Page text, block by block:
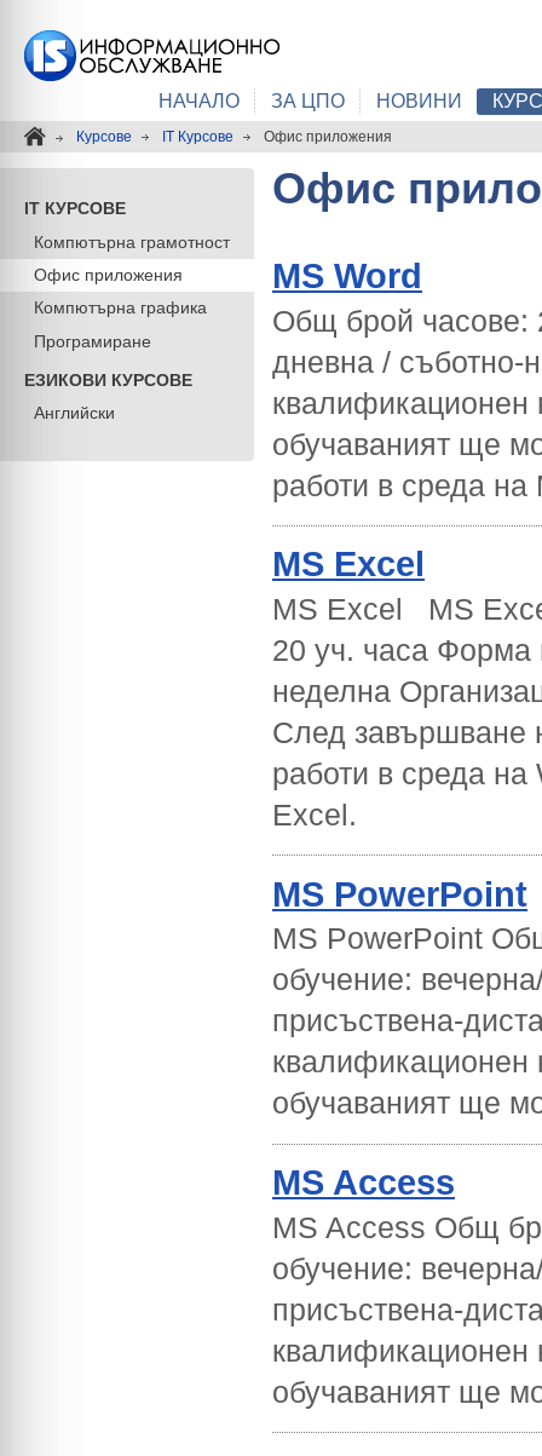
НАЧАЛО ЗА ЦПО НОВИНИ
Курсове IT Курсове Офис приложения
IT КУРСОВЕ
Компютърна грамотност
Офис приложения
Компютърна графика
Програмиране
ЕЗИКОВИ КУРСОВЕ
Английски
Офис
MS Word
Общ брой часове:
дневна / съботно-
квалификационен
обучаваният ще
работи в среда на
MS Excel
MS Excel MS
20 уч. часа Форма
неделна
След завършване
работи в среда
Excel.
MS PowerPoint
MS PowerPoint
обучение:
присъствена-
обучаваният ще
MS Access
MS Access Общ
обучение:
присъствена-
обучаваният ще